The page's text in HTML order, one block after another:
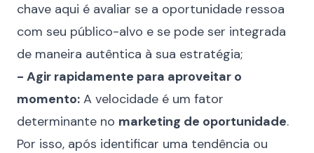
chave aqui é avaliar se a oportunidade ressoa
com seu público-alvo e se pode ser integrada
de maneira autêntica à sua estratégia;
- Agir rapidamente para aproveitar o
momento: A velocidade é um fator
determinante no marketing de oportunidade.
Por isso, após identificar uma tendência ou